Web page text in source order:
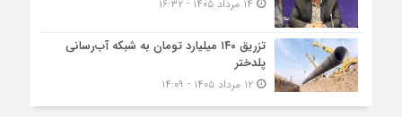
تزریق ۱۴۰ میلیارد تومان به شبکه آب‌رسانی
پلدختر
۱۲ مرداد ۱۴۰۵ - ۱۴:۰۹